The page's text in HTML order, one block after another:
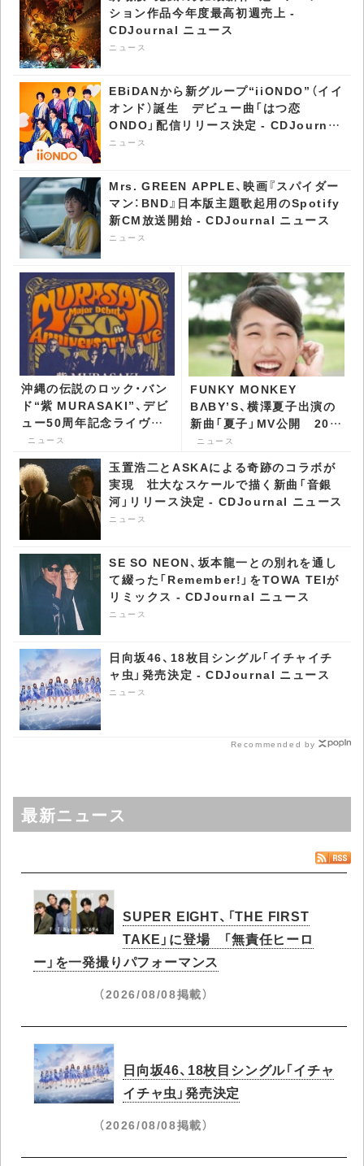
ション作品今年度最高初週売上 -
CDJournal ニュース
ニュース
EBiDANから新グループ“iiONDO”（イイ
オンド）誕生 デビュー曲「はつ恋
ONDO」配信リリース決定 - CDJournal
ニュース
ニュース
Mrs. GREEN APPLE、映画『スパイダー
マン：BND』日本版主題歌起用のSpotify
新CM放送開始 - CDJournal ニュース
ニュース
沖縄の伝説のロック・バン
ド“紫 MURASAKI”、デビ
ュー50周年記念ライヴを
開催 - CDJournal ニュー
ス
ニュース
FUNKY MONKEY
BΛBY’S、横澤夏子出演の
新曲「夏子」MV公開 20周
年記念特別企画も -
ニュース
玉置浩二とASKAによる奇跡のコラボが
実現 壮大なスケールで描く新曲「音銀
河」リリース決定 - CDJournal ニュース
ニュース
SE SO NEON、坂本龍一との別れを通し
て綴った「Remember!」をTOWA TEIが
リミックス - CDJournal ニュース
ニュース
日向坂46、18枚目シングル「イチャイチ
ャ虫」発売決定 - CDJournal ニュース
ニュース
Recommended by
最新ニュース
SUPER EIGHT、「THE FIRST
TAKE」に登場 「無責任ヒーロ
ー」を一発撮りパフォーマンス
（2026/08/08掲載）
日向坂46、18枚目シングル「イチャ
イチャ虫」発売決定
（2026/08/08掲載）